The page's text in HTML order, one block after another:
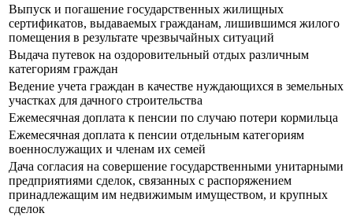
Выпуск и погашение государственных жилищных
сертификатов, выдаваемых гражданам, лишившимся жилого
помещения в результате чрезвычайных ситуаций
Выдача путевок на оздоровительный отдых различным
категориям граждан
Ведение учета граждан в качестве нуждающихся в земельных
участках для дачного строительства
Ежемесячная доплата к пенсии по случаю потери кормильца
Ежемесячная доплата к пенсии отдельным категориям
военнослужащих и членам их семей
Дача согласия на совершение государственными унитарными
предприятиями сделок, связанных с распоряжением
принадлежащим им недвижимым имуществом, и крупных
сделок